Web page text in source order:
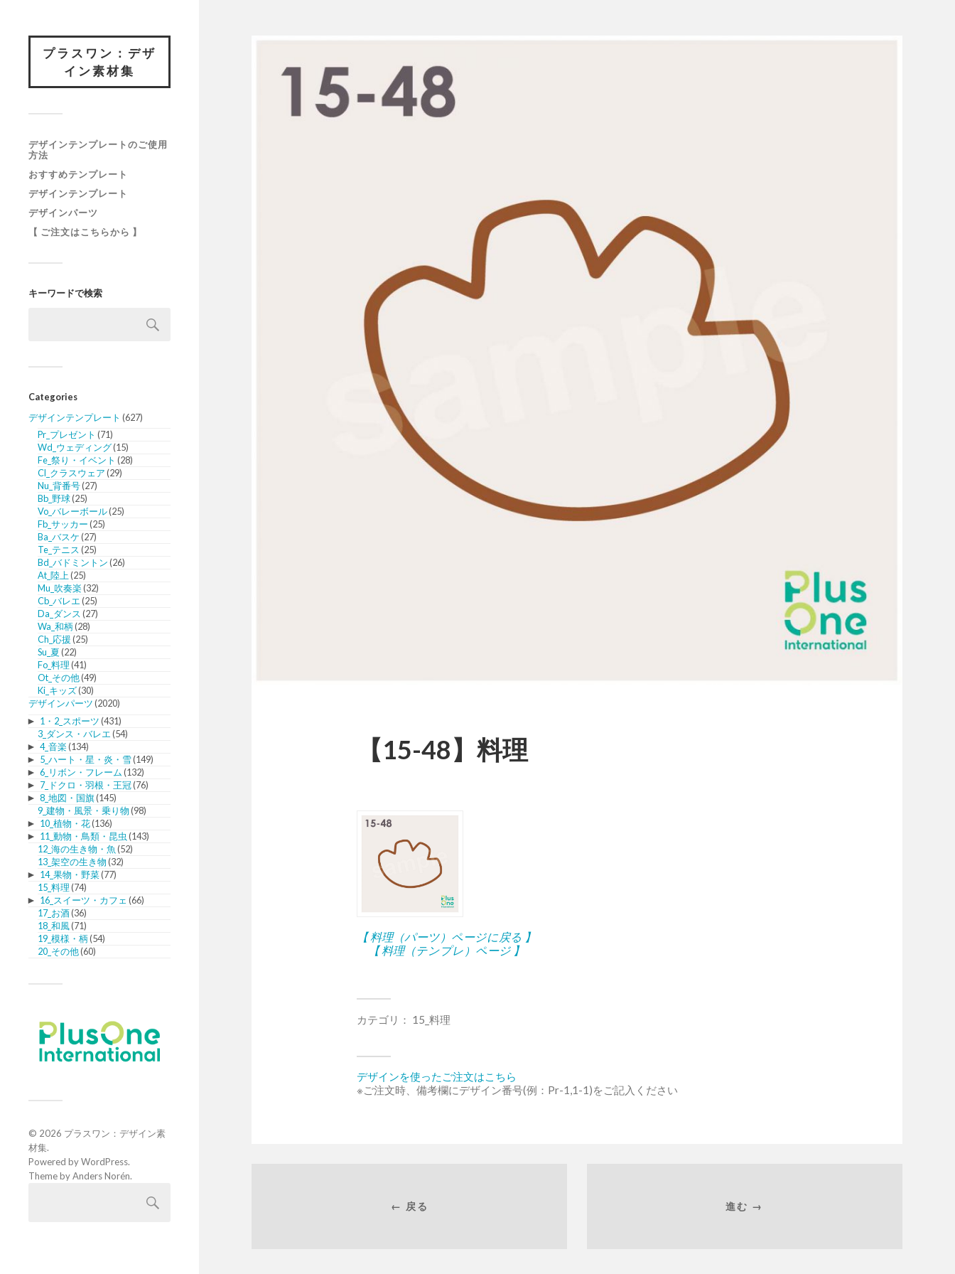
プラスワン：デザ
イン素材集
デザインテンプレートのご使用
方法
おすすめテンプレート
デザインテンプレート
デザインパーツ
【 ご注文はこちらから 】
キーワードで検索
Categories
デザインテンプレート (627)
Pr_プレゼント (71)
Wd_ウェディング(15)
Fe_祭り・イベント (28)
Cl_クラスウェア(29)
Nu_背番号(27)
Bb_野球(25)
Vo_バレーボール(25)
Fb_サッカー(25)
Ba_バスケ(27)
Te_テニス(25)
Bd_バドミントン(26)
At_陸上(25)
Mu_吹奏楽(32)
Cb_バレエ(25)
Da_ダンス(27)
Wa_和柄(28)
Ch_応援(25)
Su_夏(22)
Fo_料理(41)
Ot_その他(49)
Ki_キッズ(30)
デザインパーツ(2020)
► 1・2_スポーツ(431)
3_ダンス・バレエ(54)
► 4_音楽(134)
► 5_ハート・星・炎・雪(149)
► 6_リボン・フレーム(132)
► 7_ドクロ・羽根・王冠(76)
► 8_地図・国旗(145)
9_建物・風景・乗り物(98)
► 10_植物・花(136)
► 11_動物・鳥類・昆虫 (143)
12_海の生き物・魚 (52)
13_架空の生き物(32)
► 14_果物・野菜(77)
15_料理(74)
► 16_スイーツ・カフェ (66)
17_お酒(36)
18_和風(71)
19_模様・柄(54)
20_その他(60)
© 2026 プラスワン：デザイン素
材集.
Powered byWordPress.
Theme byAnders Norén.
【15-48】料理
【 料理（パーツ）ページに戻る 】
【 料理（テンプレ）ページ 】
カテゴリ： 15_料理
デザインを使ったご注文はこちら
※ご注文時、備考欄にデザイン番号(例：Pr-1,1-1)をご記入ください
← 戻る 進む →